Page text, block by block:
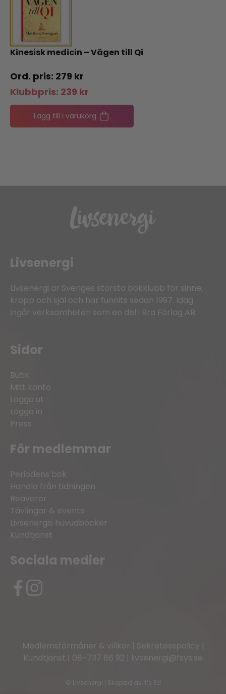
Kinesisk medicin – Vägen till Qi
279 kr
Klubbpris: 239 kr
Lägg till i varukorg
Livsenergi
Livsenergi är Sveriges största bokklubb för sinne,
kropp och själ och har funnits sedan 1997. Idag
ingår verksamheten som en del i Bra Förlag AB.
Sidor
Butik
Mitt konto
Logga ut
Logga in
Press
För medlemmar
Periodens bok
Handla från tidningen
Reavaror
Tävlingar & events
Livsenergis huvudböcker
Kundtjänst
Sociala medier
Medlemsförmåner & villkor | Sekretesspolicy |
Kundtjänst | 08-737 86 92 | livsenergi@fsys.se
© Livsenergi | Skapad av It’s Ed